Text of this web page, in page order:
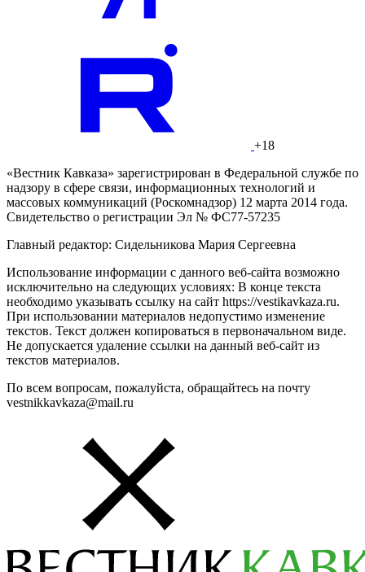
+18
«Вестник Кавказа» зарегистрирован в Федеральной службе по
надзору в сфере связи, информационных технологий и
массовых коммуникаций (Роскомнадзор) 12 марта 2014 года.
Свидетельство о регистрации Эл № ФС77-57235
Главный редактор: Сидельникова Мария Сергеевна
Использование информации с данного веб-сайта возможно
исключительно на следующих условиях: В конце текста
необходимо указывать ссылку на сайт https://vestikavkaza.ru.
При использовании материалов недопустимо изменение
текстов. Текст должен копироваться в первоначальном виде.
Не допускается удаление ссылки на данный веб-сайт из
текстов материалов.
По всем вопросам, пожалуйста, обращайтесь на почту
vestnikkavkaza@mail.ru